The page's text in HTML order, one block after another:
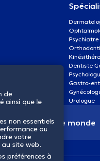
Psychiatre
Dentiste
Gastro-
Urologue
la santé dans le monde
de
ainsi que le
non essentiels
ou
votre
au site web.
préférences à